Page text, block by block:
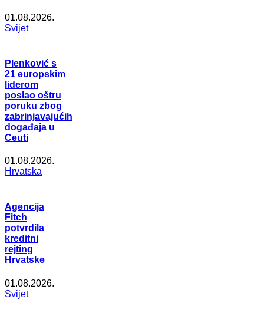
01.08.2026.
Svijet
Plenković s
21 europskim
liderom
poslao oštru
poruku zbog
zabrinjavajućih
događaja u
Ceuti
01.08.2026.
Hrvatska
Agencija
Fitch
potvrdila
kreditni
rejting
Hrvatske
01.08.2026.
Svijet